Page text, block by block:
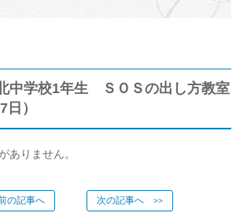
中学校1年生 ＳＯＳの出し方教室
日）
ありません。
の記事へ 次の記事へ >>